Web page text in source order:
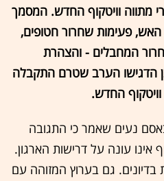
מתווה וויטקוף החדש. המסמך
פעימות שחרור חטופים,
המחבלים - והצהרת
הדגישו הערב שטרם התקבלה
החדש.
נעים שאמר כי התגובה
אינו עונה על דרישות הארגון.
בדיונים. גם בערוץ המזוהה עם